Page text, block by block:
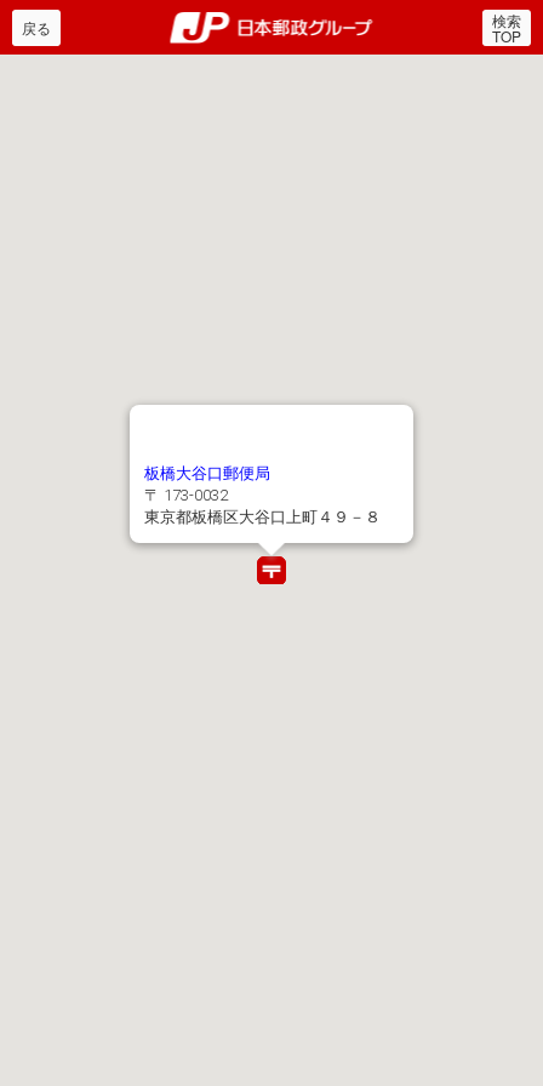
郵便局・日本郵政グルー
戻る 検索
TOP
板橋大谷口郵便局
〒 173-0032
東京都板橋区大谷口上町４９－８